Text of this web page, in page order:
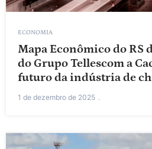
ECONOMIA
Mapa Econômico do RS
do Grupo Tellescom a
futuro da indústria de
1 de dezembro de 2025